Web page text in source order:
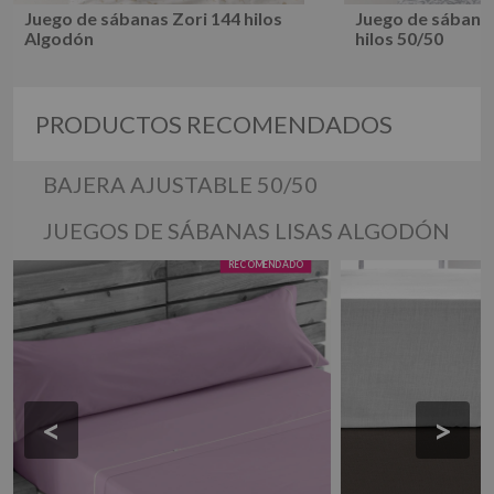
Juego de sábanas Zori 144 hilos
Algodón
Juego de
hilos 50/50
PRODUCTOS RECOMENDADOS
BAJERA AJUSTABLE 50/50
JUEGOS DE SÁBANAS LISAS ALGODÓN
< >